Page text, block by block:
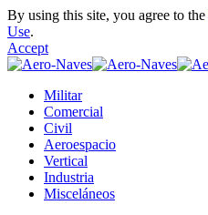
By using this site, you agree to the
Use.
Accept
Militar
Comercial
Civil
Aeroespacio
Vertical
Industria
Misceláneos